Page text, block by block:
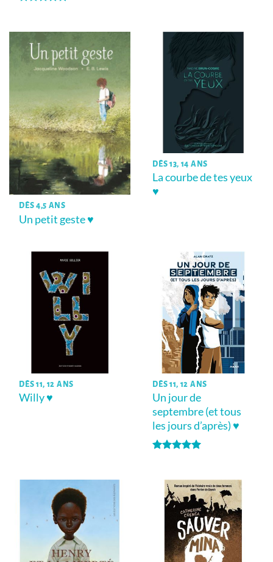
DÈS 4,5 ANS
Un petit geste ♥
DÈS 13, 14 ANS
La courbe de tes yeux
♥
DÈS 11, 12 ANS
Willy ♥
DÈS 11, 12 ANS
Un jour de
septembre (et tous
les jours d’après) ♥